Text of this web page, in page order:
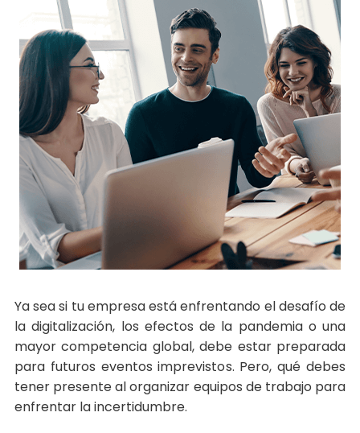
Ya sea si tu empresa está enfrentando el desafío de
la digitalización, los efectos de la pandemia o una
mayor competencia global, debe estar preparada
para futuros eventos imprevistos. Pero, qué debes
tener presente al organizar equipos de trabajo para
enfrentar la incertidumbre.